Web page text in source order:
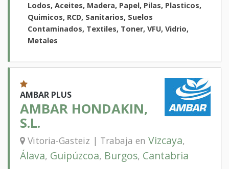
Lodos, Aceites, Madera, Papel, Pilas, Plasticos,
Quimicos, RCD, Sanitarios, Suelos
Contaminados, Textiles, Toner, VFU, Vidrio,
Metales
AMBAR PLUS
AMBAR HONDAKIN,
S.L.
Vitoria-Gasteiz | Trabaja en Vizcaya,
Álava, Guipúzcoa, Burgos, Cantabria